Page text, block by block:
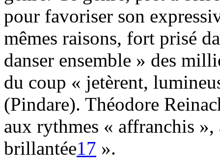
pour favoriser son
mêmes raisons, fort prisé
danser ensemble » des
du coup « jetèrent,
(Pindare). Théodore
aux rythmes « affranchis
brillantée17 ».